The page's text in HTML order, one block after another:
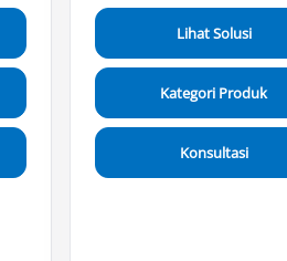
Lihat Solusi
Kategori Produk
Konsultasi